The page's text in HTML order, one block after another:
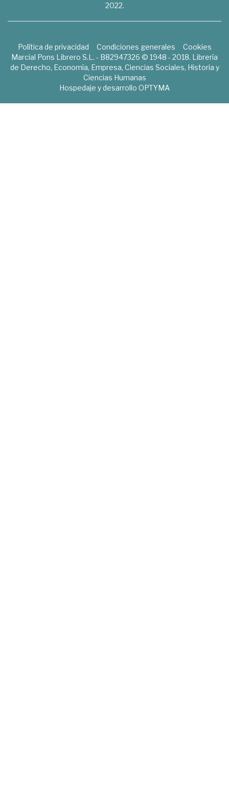
2022.
Política de privacidad Condiciones generales
Cookies
Marcial Pons Librero S.L. - B82947326 © 1948 - 2018. Librería
de Derecho, Economía, Empresa, Ciencias Sociales, Historia y
Ciencias Humanas
Hospedaje y desarrollo OPTYMA